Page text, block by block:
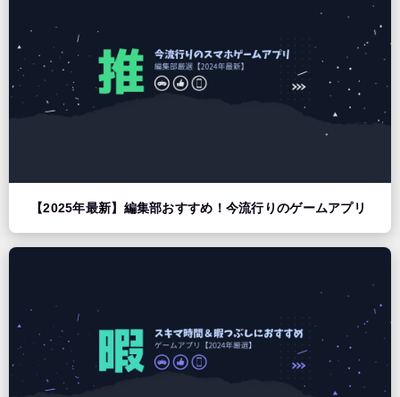
【2025年最新】編集部おすすめ！今流行りのゲームアプリ